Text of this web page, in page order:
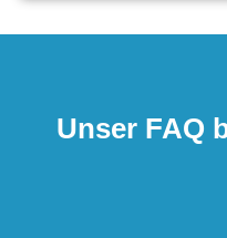
Unser FAQ